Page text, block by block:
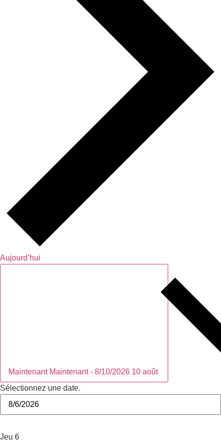
Aujourd’hui
Maintenant Maintenant- 8/10/2026 10 août
Sélectionnez une date.
Jeu 6